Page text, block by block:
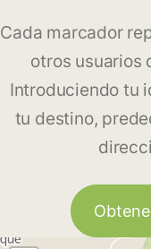
Cada marcador
otros usuarios
Introduciendo tu
tu destino,